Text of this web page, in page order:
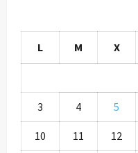
L M X
3 4 5
10 11 12